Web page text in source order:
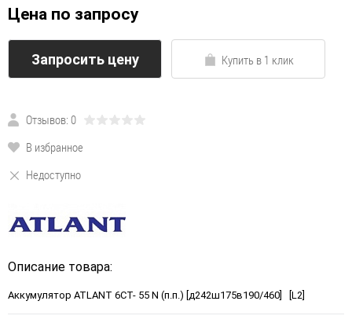
Цена по запросу
Запросить цену Купить в 1 клик
Отзывов: 0
В избранное
Недоступно
Описание товара:
Аккумулятор ATLANT 6СТ- 55 N (п.п.) [д242ш175в190/460] [L2]